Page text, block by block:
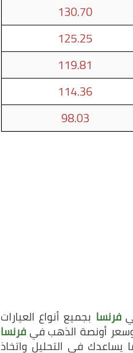
130.70
125.25
119.81
114.36
98.03
فرنسا بجميع أنواع العيارات
أونصة الذهب فيفرنسا
يساعدك في التحليل واتخاذ